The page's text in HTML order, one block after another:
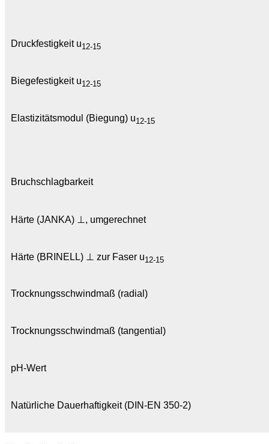
Druckfestigkeit u12-15
Biegefestigkeit u12-15
Elastizitätsmodul (Biegung) u12-15
Bruchschlagbarkeit
Härte (JANKA) ⊥, umgerechnet
Härte (BRINELL) ⊥ zur Faser u12-15
Trocknungsschwindmaß (radial)
Trocknungsschwindmaß (tangential)
pH-Wert
Natürliche Dauerhaftigkeit (DIN-EN 350-2)